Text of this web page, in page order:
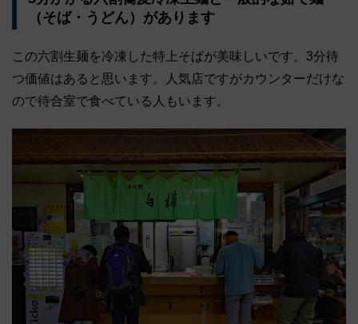
（そば・うどん）があります
この六割生麺を冷凍した特上そばが美味しいです。3分待
つ価値はあると思います。人気店ですがカウンターだけな
ので待合室で食べている人もいます。